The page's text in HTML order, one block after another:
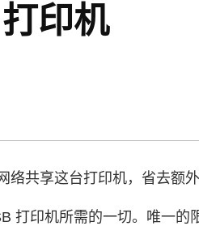
印机
共享这台打印机，省去额外
打印机所需的一切。唯一的